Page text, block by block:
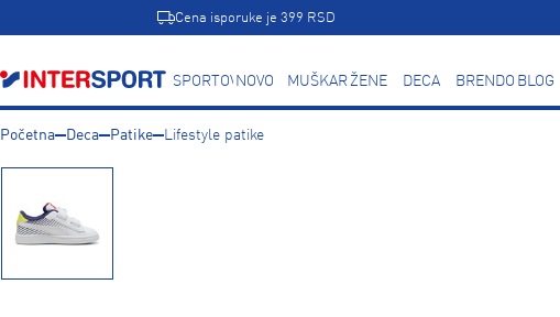
Cena isporuke je 399 RSD
SPORTOVINOVO MUŠKARCIŽENE DECA BRENDOVIBLOG
Početna Deca Patike Lifestyle patike